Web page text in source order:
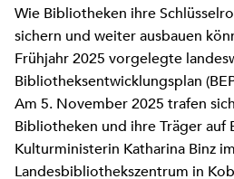
Wie Bibliotheken ihre
sichern und weiter ausbauen
Frühjahr 2025 vorgelegte
Bibliotheksentwicklungsplan
Am 5. November 2025 trafen
Bibliotheken und ihre Träger auf
Kulturministerin Katharina Binz im
Landesbibliothekszentrum in